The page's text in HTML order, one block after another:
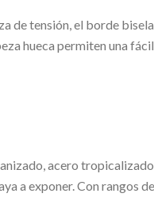
de tensión, el borde
hueca permiten una
acero
a exponer. Con rangos